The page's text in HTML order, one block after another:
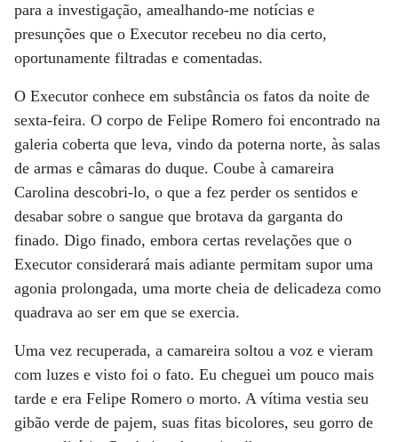
para a investigação, amealhando-me notícias e
presunções que o Executor recebeu no dia certo,
oportunamente filtradas e comentadas.
O Executor conhece em substância os fatos da noite de
sexta-feira. O corpo de Felipe Romero foi encontrado na
galeria coberta que leva, vindo da poterna norte, às salas
de armas e câmaras do duque. Coube à camareira
Carolina descobri-lo, o que a fez perder os sentidos e
desabar sobre o sangue que brotava da garganta do
finado. Digo finado, embora certas revelações que o
Executor considerará mais adiante permitam supor uma
agonia prolongada, uma morte cheia de delicadeza como
quadrava ao ser em que se exercia.
Uma vez recuperada, a camareira soltou a voz e vieram
com luzes e visto foi o fato. Eu cheguei um pouco mais
tarde e era Felipe Romero o morto. A vítima vestia seu
gibão verde de pajem, suas fitas bicolores, seu gorro de